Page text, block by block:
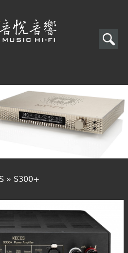
搜
表
單
搜
尋
» S300+